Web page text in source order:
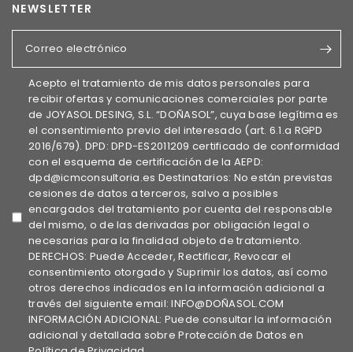
NEWSLETTER
Correo electrónico
Acepto el tratamiento de mis datos personales para
recibir ofertas y comunicaciones comerciales por parte
de JOYASOL DESING, S.L. “DOÑASOL”, cuya base legítima es
el consentimiento previo del interesado (art. 6.1.a RGPD
2016/679). DPD: DPD-ES2011209 certificado de conformidad
con el esquema de certificación de la AEPD:
dpd@icmconsultoria.es Destinatarios: No están previstas
cesiones de datos a terceros, salvo a posibles
encargados del tratamiento por cuenta del responsable
del mismo, o de las derivadas por obligación legal o
necesarias para la finalidad objeto de tratamiento.
DERECHOS: Puede Acceder, Rectificar, Revocar el
consentimiento otorgado y Suprimir los datos, así como
otros derechos indicados en la información adicional a
través del siguiente email: INFO@DOÑASOL.COM
INFORMACIÓN ADICIONAL: Puede consultar la información
adicional y detallada sobre Protección de Datos en